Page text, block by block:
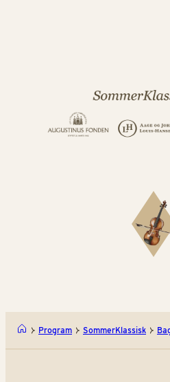
Program SommerKlassisk